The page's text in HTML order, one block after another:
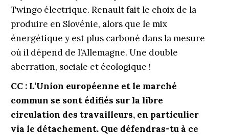
Twingo électrique. Renault fait le choix de la
produire en Slovénie, alors que le mix
énergétique y est plus carboné dans la mesure
où il dépend de l’Allemagne. Une double
aberration, sociale et écologique !
CC : L’Union européenne et le marché
commun se sont édifiés sur la libre
circulation des travailleurs, en particulier
via le détachement. Que défendras-tu à ce